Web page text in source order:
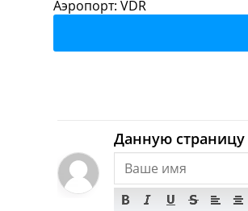
Музеи
Ночные клубы
Аэропорт: VDR
Данную